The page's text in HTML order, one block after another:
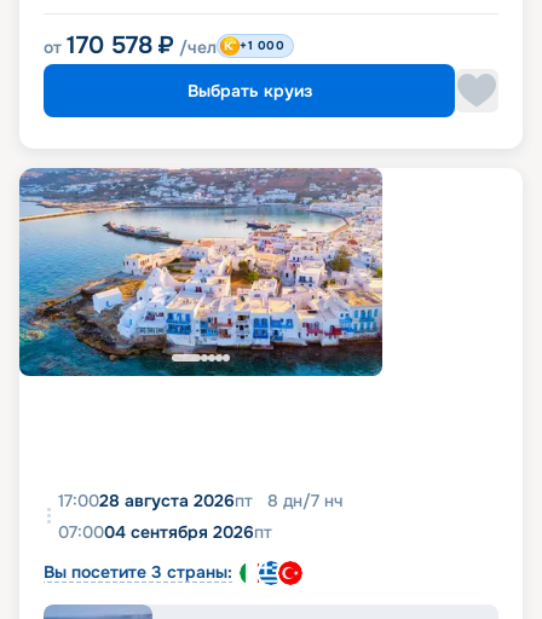
от 170 578 ₽ /чел +1 000
Выбрать круиз
17:0028 августа 2026пт 8 дн/7 нч
07:0004 сентября 2026пт
Вы посетите 3 страны: